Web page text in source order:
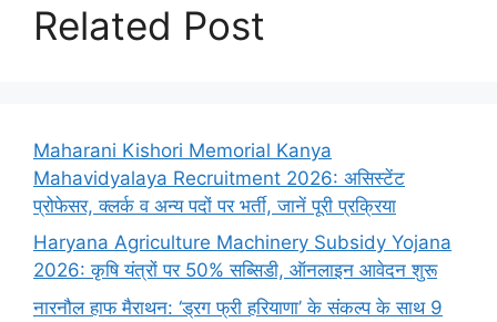
Related Post
Maharani Kishori Memorial Kanya
Mahavidyalaya Recruitment 2026: असिस्टेंट
प्रोफेसर, क्लर्क व अन्य पदों पर भर्ती, जानें पूरी प्रक्रिया
Haryana Agriculture Machinery Subsidy Yojana
2026: कृषि यंत्रों पर 50% सब्सिडी, ऑनलाइन आवेदन शुरू
नारनौल हाफ मैराथन: ‘ड्रग फ्री हरियाणा’ के संकल्प के साथ 9